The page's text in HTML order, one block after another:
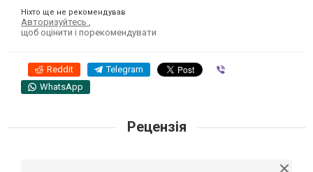
Ніхто ще не рекомендував
Авторизуйтесь
щоб оцінити і порекомендувати
Reddit Telegram
WhatsApp
Рецензія